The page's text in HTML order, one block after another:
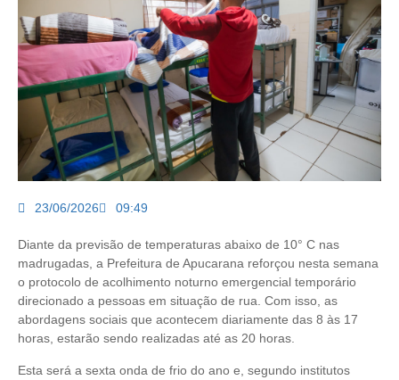
23/06/2026 09:49
Diante da previsão de temperaturas abaixo de 10° C nas
madrugadas, a Prefeitura de Apucarana reforçou nesta semana
o protocolo de acolhimento noturno emergencial temporário
direcionado a pessoas em situação de rua. Com isso, as
abordagens sociais que acontecem diariamente das 8 às 17
horas, estarão sendo realizadas até as 20 horas.
Esta será a sexta onda de frio do ano e, segundo institutos